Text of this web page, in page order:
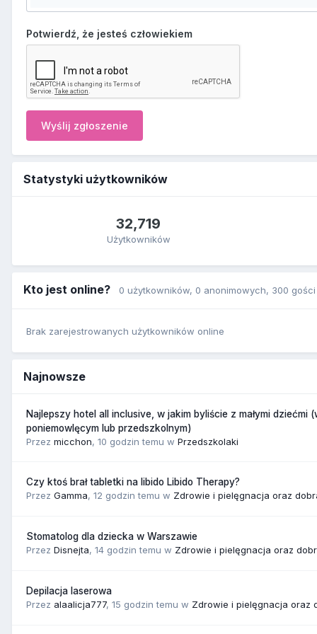
Potwierdź, że jesteś człowiekiem
Wyślij zgłoszenie
Statystyki użytkowników
32,719
Użytkowników
Kto jest online? 0 użytkowników, 0 anonimowych, 300 gości
Brak zarejestrowanych użytkowników online
Najnowsze
Najlepszy hotel all inclusive, w jakim byliście z małymi dziećmi
poniemowlęcym lub przedszkolnym)
Przez micchon, 10 godzin temu w Przedszkolaki
Czy ktoś brał tabletki na libido Libido Therapy?
Przez Gamma, 12 godzin temu w Zdrowie i pielęgnacja oraz
Stomatolog dla dziecka w Warszawie
Przez Disnejta, 14 godzin temu w Zdrowie i pielęgnacja oraz
Depilacja laserowa
Przez alaalicja777, 15 godzin temu w Zdrowie i pielęgnacja oraz